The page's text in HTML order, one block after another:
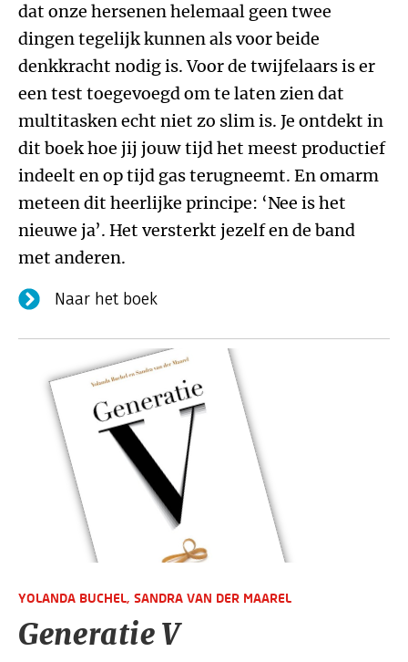
dat onze hersenen helemaal geen twee
dingen tegelijk kunnen als voor beide
denkkracht nodig is. Voor de twijfelaars is er
een test toegevoegd om te laten zien dat
multitasken echt niet zo slim is. Je ontdekt in
dit boek hoe jij jouw tijd het meest productief
indeelt en op tijd gas terugneemt. En omarm
meteen dit heerlijke principe: ‘Nee is het
nieuwe ja’. Het versterkt jezelf en de band
met anderen.
Naar het boek
YOLANDA BUCHEL, SANDRA VAN DER MAAREL
Generatie V